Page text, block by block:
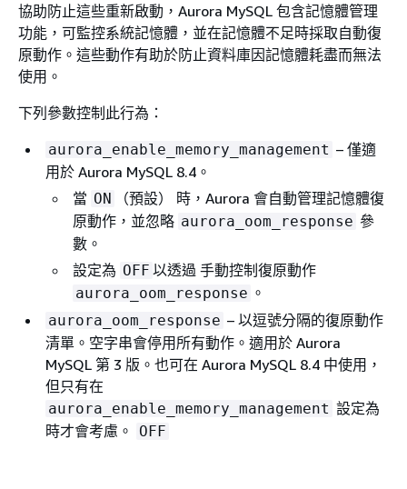
協助防止這些重新啟動，Aurora MySQL 包含記憶體管理
功能，可監控系統記憶體，並在記憶體不足時採取自動復
原動作。這些動作有助於防止資料庫因記憶體耗盡而無法
使用。
下列參數控制此行為：
aurora_enable_memory_management – 僅適
用於 Aurora MySQL 8.4。
當 ON
（預設） 時，Aurora 會自動管理記憶體復
原動作，並忽略 aurora_oom_response 參
數。
設定為 OFF 以透過 手動控制復原動作
aurora_oom_response 。
aurora_oom_response – 以逗號分隔的復原動作
清單。空字串會停用所有動作。適用於 Aurora
MySQL 第 3 版。也可在 Aurora MySQL 8.4 中使用，
但只有在
aurora_enable_memory_management 設定為
時才會考慮。
OFF